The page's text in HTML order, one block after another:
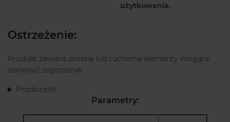
użytkowania.
Ostrzeżenie:
Produkt zawiera drobne lub ruchome elementy mogące
stanowić zagrożenie.
Producent
Parametry: